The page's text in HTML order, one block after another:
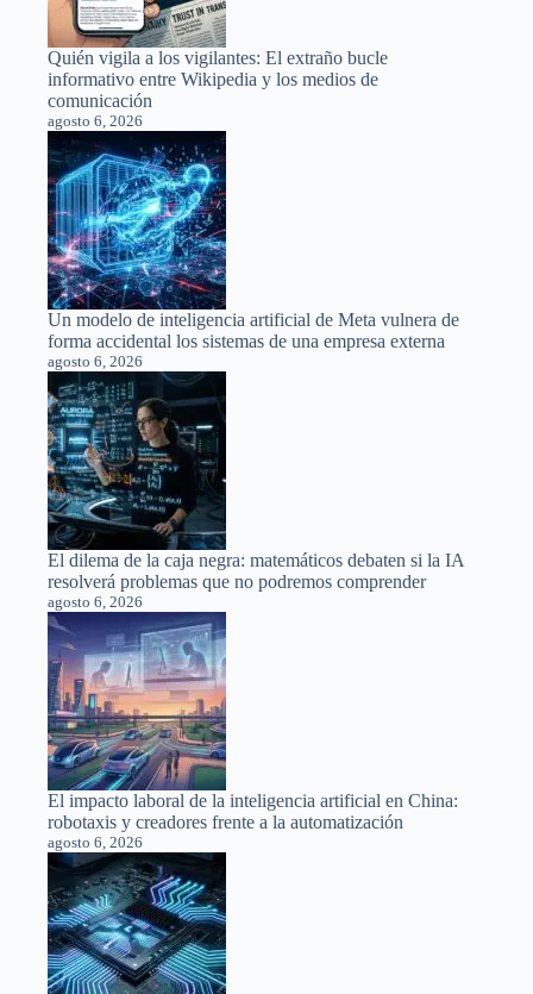
Quién vigila a los vigilantes: El extraño bucle
informativo entre Wikipedia y los medios de
comunicación
agosto 6, 2026
Un modelo de inteligencia artificial de Meta vulnera de
forma accidental los sistemas de una empresa externa
agosto 6, 2026
El dilema de la caja negra: matemáticos debaten si la IA
resolverá problemas que no podremos comprender
agosto 6, 2026
El impacto laboral de la inteligencia artificial en China:
robotaxis y creadores frente a la automatización
agosto 6, 2026